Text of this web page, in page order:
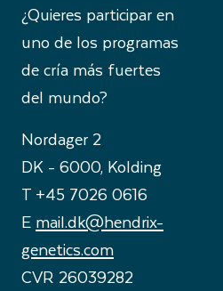
¿Quieres participar en
uno de los programas
de cría más fuertes
del mundo?
Nordager 2
DK - 6000, Kolding
T +45 7026 0616
E mail.dk@hendrix-
genetics.com
CVR 26039282